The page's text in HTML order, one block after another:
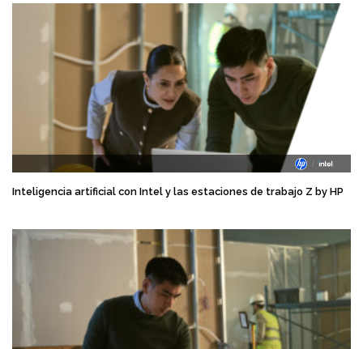
Inteligencia artificial con Intel y las estaciones de trabajo Z by HP